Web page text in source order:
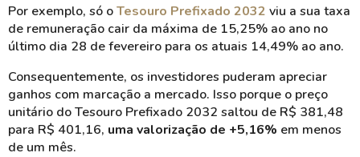
Por exemplo, só oTesouro Prefixado 2032 viu a sua taxa
de remuneração cair da máxima de 15,25% ao ano no
último dia 28 de fevereiro para os atuais 14,49% ao ano.
Consequentemente, os investidores puderam apreciar
ganhos com marcação a mercado. Isso porque o preço
unitário do Tesouro Prefixado 2032 saltou de R$ 381,48
para R$ 401,16, uma valorização de +5,16% em menos
de um mês.